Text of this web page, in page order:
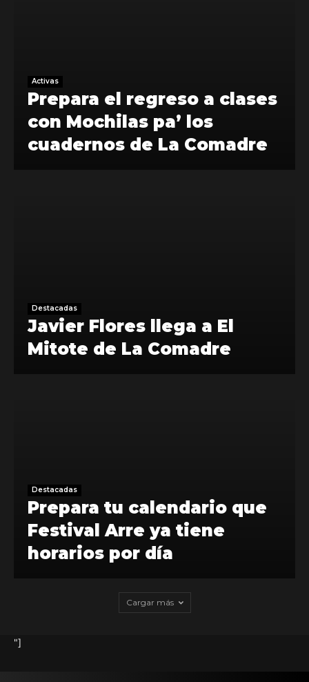
Activas
Prepara el regreso a clases
con Mochilas pa’ los
cuadernos de La Comadre
Destacadas
Javier Flores llega a El
Mitote de La Comadre
Destacadas
Prepara tu calendario que
Festival Arre ya tiene
horarios por día
Cargar más
"]